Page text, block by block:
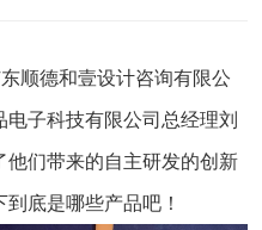
顺德和壹设计咨询有限公
电子科技有限公司 总经理刘
们带来的自主研发的创新
底是哪些产品吧！